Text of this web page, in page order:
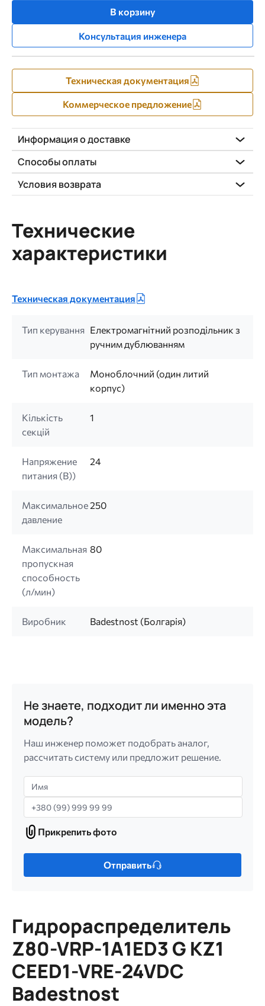
В корзину
Консультация инженера
Техническая документация
Коммерческое предложение
Информация о доставке
Способы оплаты
Условия возврата
Технические
характеристики
Техническая документация
Тип керування Електромагнітний розподільник з
ручним дублюванням
Тип монтажа
Моноблочний (один литий
корпус)
Кількість
секцій
1
Напряжение
питания (B))
24
Максимальное
давление
250
Максимальная
пропускная
способность
(л/мин)
80
Виробник Badestnost (Болгарія)
Не знаете, подходит ли именно эта
модель?
Наш инженер поможет подобрать аналог,
рассчитать систему или предложит решение.
Имя
Телефон
Прикрепить
фото
Прикрепить фото
Только
МБ.
Допустимые
типы:
gif
jpg
jpeg
Отправить
Гидрораспределитель
Z80-VRP-1A1ED3 G KZ1
CEED1-VRE-24VDC
Badestnost